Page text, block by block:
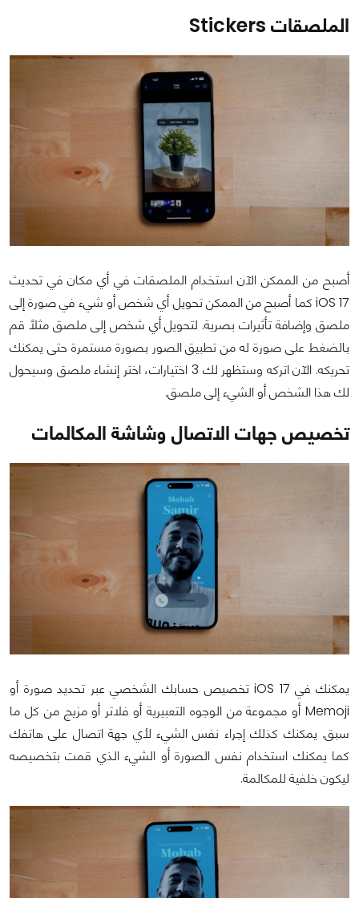
الملصقات Stickers
أصبح من الممكن الآن استخدام الملصقات في أي مكان في تحديث
iOS 17 كما أصبح من الممكن تحويل أي شخص أو شيء في صورة إلى
ملصق وإضافة تأثيرات بصرية. لتحويل أي شخص إلى ملصق مثلاً قم
بالضغط على صورة له من تطبيق الصور بصورة مستمرة حتى يمكنك
تحريكه. الآن اتركه وستظهر لك 3 اختيارات، اختر إنشاء ملصق وسيحول
لك هذا الشخص أو الشيء إلى ملصق.
تخصيص جهات الاتصال وشاشة المكالمات
يمكنك في iOS 17 تخصيص حسابك الشخصي عبر تحديد صورة أو
Memoji أو مجموعة من الوجوه التعبيرية أو فلاتر أو مزيج من كل ما
سبق. يمكنك كذلك إجراء نفس الشيء لأي جهة اتصال على هاتفك
كما يمكنك استخدام نفس الصورة أو الشيء الذي قمت بتخصيصه
ليكون خلفية للمكالمة.